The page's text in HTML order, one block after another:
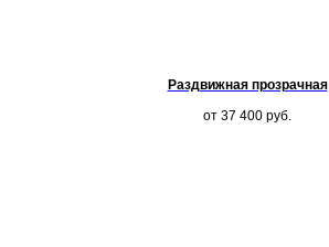
Раздвижная прозрачная
от 37 400 руб.